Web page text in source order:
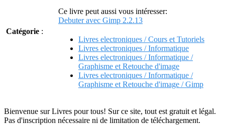
Ce livre peut aussi vous intéresser:
Debuter avec Gimp 2.2.13
Catégorie :
Livres electroniques / Cours et Tutoriels
Livres electroniques / Informatique
Livres electroniques / Informatique /
Graphisme et Retouche d'image
Livres electroniques / Informatique /
Graphisme et Retouche d'image / Gimp
Bienvenue sur Livres pour tous! Sur ce site, tout est gratuit et légal.
Pas d'inscription nécessaire ni de limitation de téléchargement.